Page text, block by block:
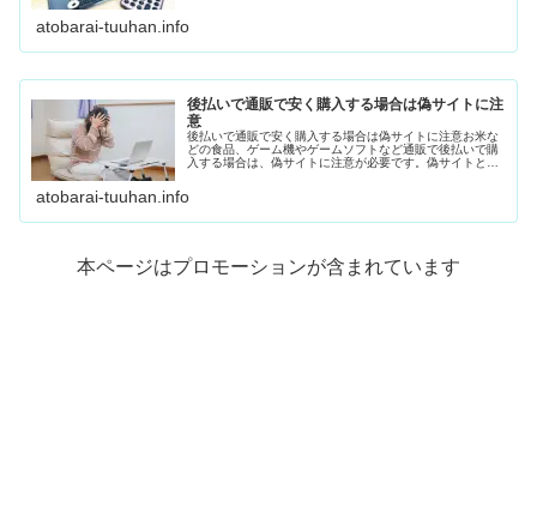
atobarai-tuuhan.info
後払いで通販で安く購入する場合は偽サイトに注
意
後払いで通販で安く購入する場合は偽サイトに注意お米な
どの食品、ゲーム機やゲームソフトなど通販で後払いで購
入する場合は、偽サイトに注意が必要です。偽サイトと
atobarai-tuuhan.info
本ページはプロモーションが含まれています